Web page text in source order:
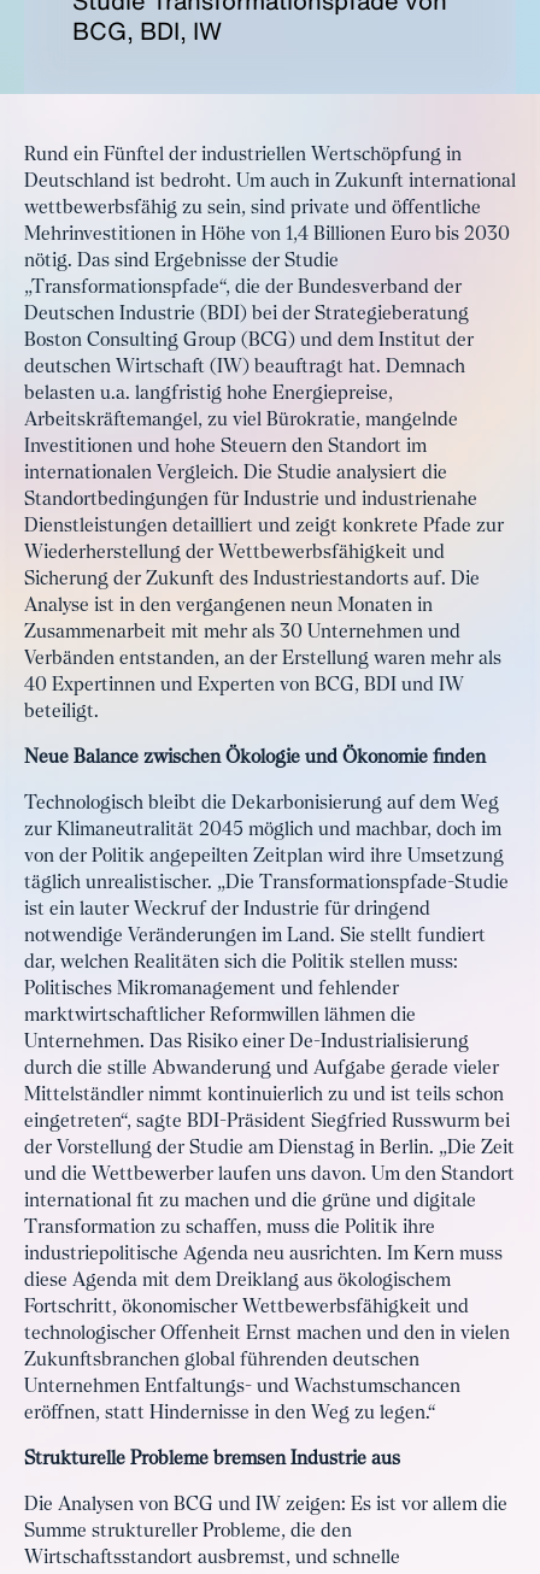
BCG, BDI, IW
Rund ein Fünftel der industriellen Wertschöpfung in
Deutschland ist bedroht. Um auch in Zukunft international
wettbewerbsfähig zu sein, sind private und öffentliche
Mehrinvestitionen in Höhe von 1,4 Billionen Euro bis 2030
nötig. Das sind Ergebnisse der Studie
„Transformationspfade“, die der Bundesverband der
Deutschen Industrie (BDI) bei der Strategieberatung
Boston Consulting Group (BCG) und dem Institut der
deutschen Wirtschaft (IW) beauftragt hat. Demnach
belasten u.a. langfristig hohe Energiepreise,
Arbeitskräftemangel, zu viel Bürokratie, mangelnde
Investitionen und hohe Steuern den Standort im
internationalen Vergleich. Die Studie analysiert die
Standortbedingungen für Industrie und industrienahe
Dienstleistungen detailliert und zeigt konkrete Pfade zur
Wiederherstellung der Wettbewerbsfähigkeit und
Sicherung der Zukunft des Industriestandorts auf. Die
Analyse ist in den vergangenen neun Monaten in
Zusammenarbeit mit mehr als 30 Unternehmen und
Verbänden entstanden, an der Erstellung waren mehr als
40 Expertinnen und Experten von BCG, BDI und IW
beteiligt.
Neue Balance zwischen Ökologie und Ökonomie finden
Technologisch bleibt die Dekarbonisierung auf dem Weg
zur Klimaneutralität 2045 möglich und machbar, doch im
von der Politik angepeilten Zeitplan wird ihre Umsetzung
täglich unrealistischer. „Die Transformationspfade-Studie
ist ein lauter Weckruf der Industrie für dringend
notwendige Veränderungen im Land. Sie stellt fundiert
dar, welchen Realitäten sich die Politik stellen muss:
Politisches Mikromanagement und fehlender
marktwirtschaftlicher Reformwillen lähmen die
Unternehmen. Das Risiko einer De-Industrialisierung
durch die stille Abwanderung und Aufgabe gerade vieler
Mittelständler nimmt kontinuierlich zu und ist teils schon
eingetreten“, sagte BDI-Präsident Siegfried Russwurm bei
der Vorstellung der Studie am Dienstag in Berlin. „Die Zeit
und die Wettbewerber laufen uns davon. Um den Standort
international fit zu machen und die grüne und digitale
Transformation zu schaffen, muss die Politik ihre
industriepolitische Agenda neu ausrichten. Im Kern muss
diese Agenda mit dem Dreiklang aus ökologischem
Fortschritt, ökonomischer Wettbewerbsfähigkeit und
technologischer Offenheit Ernst machen und den in vielen
Zukunftsbranchen global führenden deutschen
Unternehmen Entfaltungs- und Wachstumschancen
eröffnen, statt Hindernisse in den Weg zu legen.“
Strukturelle Probleme bremsen Industrie aus
Die Analysen von BCG und IW zeigen: Es ist vor allem die
Summe struktureller Probleme, die den
Wirtschaftsstandort ausbremst, und schnelle